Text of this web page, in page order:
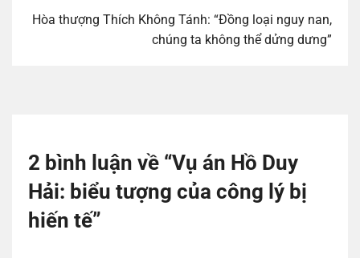
Hòa thượng Thích Không Tánh: “Đồng loại nguy nan,
chúng ta không thể dửng dưng”
2 bình luận về “Vụ án Hồ Duy
Hải: biểu tượng của công lý bị
hiến tế”